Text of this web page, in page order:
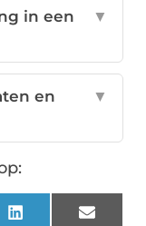
in een
▼
en
▼
LinkedInEmail